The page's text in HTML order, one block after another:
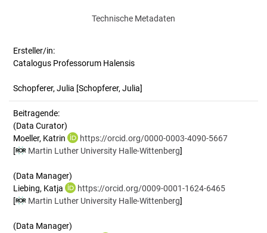
Technische Metadaten
Ersteller/in:
Catalogus Professorum Halensis
Schopferer, Julia [Schopferer, Julia]
Beitragende:
(Data Curator)
Moeller, Katrin
https://orcid.org/0000-0003-4090-5667
[
Martin Luther University Halle-Wittenberg]
(Data Manager)
Liebing, Katja
https://orcid.org/0009-0001-1624-6465
[
Martin Luther University Halle-Wittenberg]
(Data Manager)